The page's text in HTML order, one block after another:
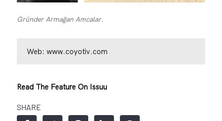
Gründer Armağan Amcalar.
Web: www.coyotiv.com
Read The Feature On Issuu
SHARE